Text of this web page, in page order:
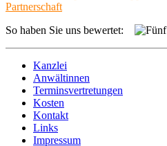
So haben Sie uns bewertet:
Kanzlei
Anwältinnen
Terminsvertretungen
Kosten
Kontakt
Links
Impressum